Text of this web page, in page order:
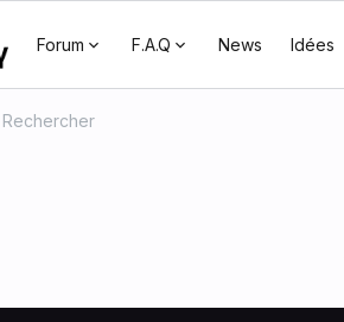
Forum F.A.Q News Idées
Rechercher